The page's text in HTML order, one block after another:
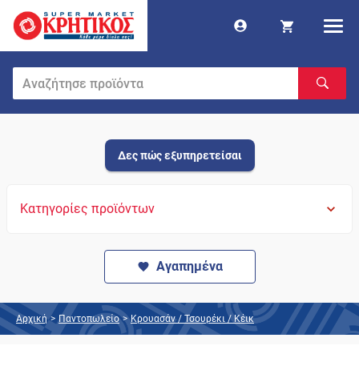
Δες πώς εξυπηρετείσαι
Κατηγορίες προϊόντων
Αγαπημένα
Αρχική > Παντοπωλείο > Κρουασάν / Τσουρέκι / Κέικ